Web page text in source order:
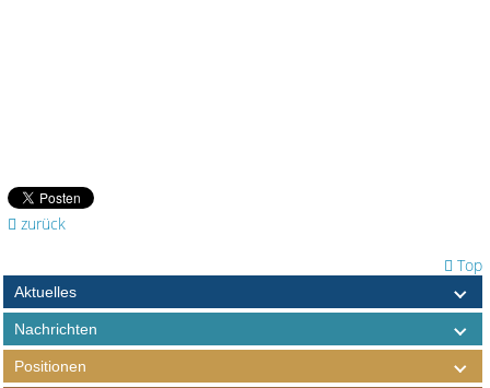
zurück
Top
Aktuelles
Nachrichten
Positionen